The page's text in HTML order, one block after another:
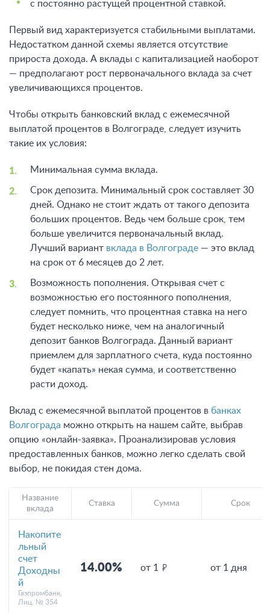
с постоянно растущей процентной ставкой.
Первый вид характеризуется стабильными выплатами.
Недостатком данной схемы является отсутствие
прироста дохода. А вклады с капитализацией наоборот
— предполагают рост первоначального вклада за счет
увеличивающихся процентов.
Чтобы открыть банковский вклад с ежемесячной
выплатой процентов в Волгограде, следует изучить
такие их условия:
Минимальная сумма вклада.
Срок депозита. Минимальный срок составляет 30
дней. Однако не стоит ждать от такого депозита
больших процентов. Ведь чем больше срок, тем
больше увеличится первоначальный вклад.
Лучший вариант вклада в Волгограде — это вклад
на срок от 6 месяцев до 2 лет.
Возможность пополнения. Открывая счет с
возможностью его постоянного пополнения,
следует помнить, что процентная ставка на него
будет несколько ниже, чем на аналогичный
депозит банков Волгограда. Данный вариант
приемлем для зарплатного счета, куда постоянно
будет «капать» некая сумма, и соответственно
расти доход.
Вклад с ежемесячной выплатой процентов в банках
Волгограда можно открыть на нашем сайте, выбрав
опцию «онлайн-заявка». Проанализировав условия
предоставленных банков, можно легко сделать свой
выбор, не покидая стен дома.
Название
вклада
Ставка Сумма Срок
Накопите
льный
счет
Доходны
й
Газпромбанк,
Лиц. № 354
14.00% от 1 от 1 дня